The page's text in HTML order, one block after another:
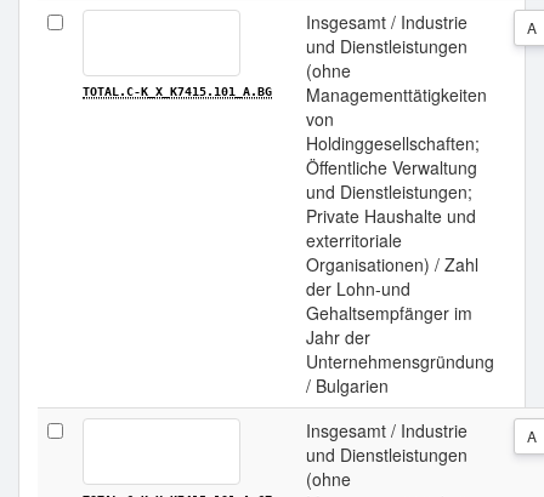
TOTAL.C-K_X_K7415.101_A.BG
Insgesamt / Industrie
und Dienstleistungen
(ohne
Managementtätigkeiten
von
Holdinggesellschaften;
Öffentliche Verwaltung
und Dienstleistungen;
Private Haushalte und
exterritoriale
Organisationen) / Zahl
der Lohn-und
Gehaltsempfänger im
Jahr der
Unternehmensgründung
/ Bulgarien
A
Insgesamt / Industrie
und Dienstleistungen
(ohne
A